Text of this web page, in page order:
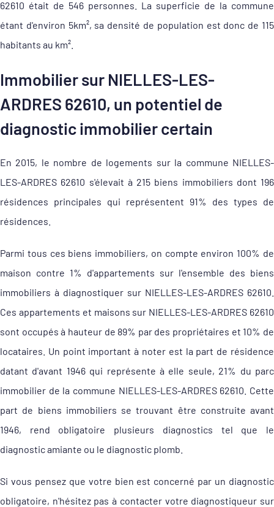
62610 était de 546 personnes. La superficie de la commune
étant d'environ 5km², sa densité de population est donc de 115
habitants au km².
Immobilier sur NIELLES-LES-
ARDRES 62610, un potentiel de
diagnostic immobilier certain
En 2015, le nombre de logements sur la commune NIELLES-
LES-ARDRES 62610 s'élevait à 215 biens immobiliers dont 196
résidences principales qui représentent 91% des types de
résidences.
Parmi tous ces biens immobiliers, on compte environ 100% de
maison contre 1% d'appartements sur l'ensemble des biens
immobiliers à diagnostiquer sur NIELLES-LES-ARDRES 62610.
Ces appartements et maisons sur NIELLES-LES-ARDRES 62610
sont occupés à hauteur de 89% par des propriétaires et 10% de
locataires. Un point important à noter est la part de résidence
datant d'avant 1946 qui représente à elle seule, 21% du parc
immobilier de la commune NIELLES-LES-ARDRES 62610. Cette
part de biens immobiliers se trouvant être construite avant
1946, rend obligatoire plusieurs diagnostics tel que le
diagnostic amiante ou le diagnostic plomb.
Si vous pensez que votre bien est concerné par un diagnostic
obligatoire, n'hésitez pas à contacter votre diagnostiqueur sur